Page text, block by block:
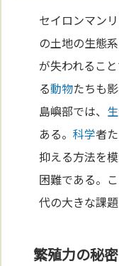
セイロンマン
の土地の生態
が失われるこ
る動物たちも
島嶼部では、
ある。科学者
抑える方法を
困難である。
代の大きな課
繁殖力の秘密